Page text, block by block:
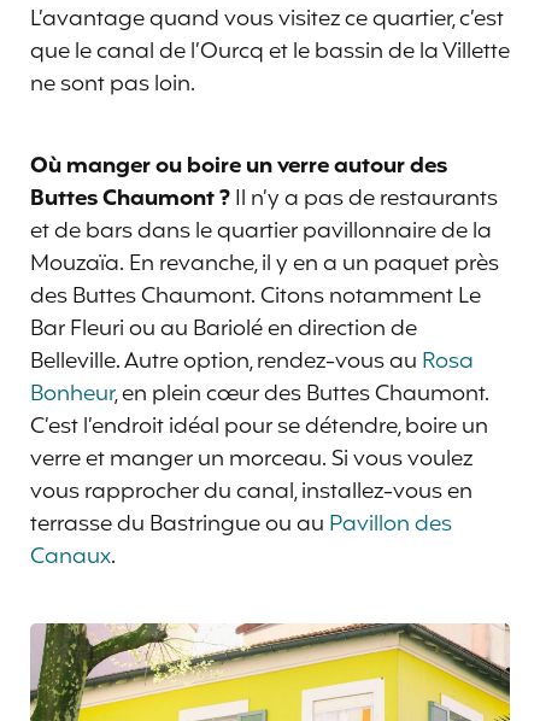
L’avantage quand vous visitez ce quartier, c’est
que le canal de l’Ourcq et le bassin de la Villette
ne sont pas loin.
Où manger ou boire un verre autour des
Buttes Chaumont ?Il n’y a pas de restaurants
et de bars dans le quartier pavillonnaire de la
Mouzaïa. En revanche, il y en a un paquet près
des Buttes Chaumont. Citons notamment Le
Bar Fleuri ou au Bariolé en direction de
Belleville. Autre option, rendez-vous au Rosa
Bonheur, en plein cœur des Buttes Chaumont.
C’est l’endroit idéal pour se détendre, boire un
verre et manger un morceau. Si vous voulez
vous rapprocher du canal, installez-vous en
terrasse du Bastringue ou au Pavillon des
Canaux.